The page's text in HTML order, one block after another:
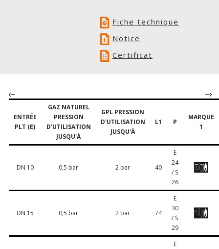
Fiche technique
Notice
Certificat
ENTRÉE
PLT (E)
GAZ NATUREL
PRESSION
D'UTILISATION
JUSQU'À
GPL PRESSION
D'UTILISATION
JUSQU'À
L1 P
MARQUE
1
DN 10 0,5 bar 2 bar 40
E
24
/ S
26
DN 15 0,5 bar 2 bar 74
E
30
/ S
29
E